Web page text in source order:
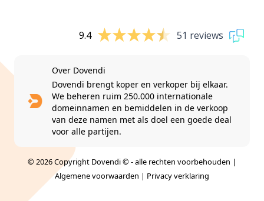
9.4 51 reviews
Over Dovendi
Dovendi brengt koper en verkoper bij elkaar.
We beheren ruim 250.000 internationale
domeinnamen en bemiddelen in de verkoop
van deze namen met als doel een goede deal
voor alle partijen.
© 2026 Copyright Dovendi © - alle rechten voorbehouden |
Algemene voorwaarden | Privacy verklaring